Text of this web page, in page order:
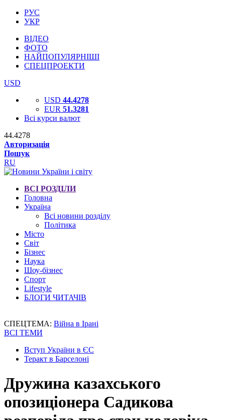
РУС
УКР
ВІДЕО
ФОТО
НАЙПОПУЛЯРНІШІ
СПЕЦПРОЕКТИ
USD
USD 44.4278
EUR 51.3281
Всі курси валют
44.4278
Авторизація
Пошук
RU
ВСІ РОЗДІЛИ
Головна
Україна
Всі новини розділу
Політика
Місто
Світ
Бізнес
Наука
Шоу-бізнес
Спорт
Lifestyle
БЛОГИ ЧИТАЧІВ
СПЕЦТЕМА: Війна в Ірані
ВСІ ТЕМИ
Вступ України в ЄС
Теракт в Барселоні
Дружина казахського
опозиціонера Садикова